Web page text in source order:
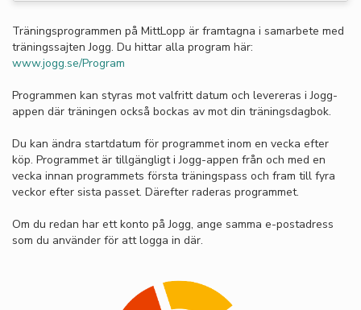
Träningsprogrammen på MittLopp är framtagna i samarbete med
träningssajten Jogg. Du hittar alla program här:
www.jogg.se/Program
Programmen kan styras mot valfritt datum och levereras i Jogg-
appen där träningen också bockas av mot din träningsdagbok.
Du kan ändra startdatum för programmet inom en vecka efter
köp. Programmet är tillgängligt i Jogg-appen från och med en
vecka innan programmets första träningspass och fram till fyra
veckor efter sista passet. Därefter raderas programmet.
Om du redan har ett konto på Jogg, ange samma e-postadress
som du använder för att logga in där.